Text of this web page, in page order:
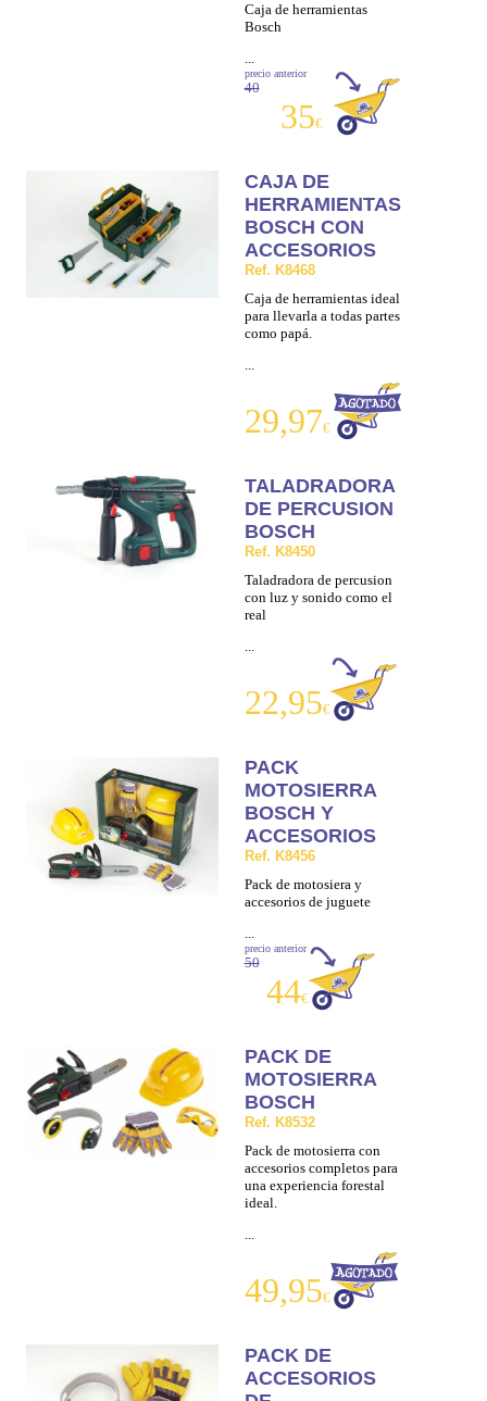
Caja de herramientas
Bosch
...
precio anterior
40
35€
CAJA DE
HERRAMIENTAS
BOSCH CON
ACCESORIOS
Ref. K8468
Caja de herramientas ideal
para llevarla a todas partes
como papá.
...
29,97€
TALADRADORA
DE PERCUSION
BOSCH
Ref. K8450
Taladradora de percusion
con luz y sonido como el
real
...
22,95€
PACK
MOTOSIERRA
BOSCH Y
ACCESORIOS
Ref. K8456
Pack de motosiera y
accesorios de juguete
...
precio anterior
50
44€
PACK DE
MOTOSIERRA
BOSCH
Ref. K8532
Pack de motosierra con
accesorios completos para
una experiencia forestal
ideal.
...
49,95€
PACK DE
ACCESORIOS